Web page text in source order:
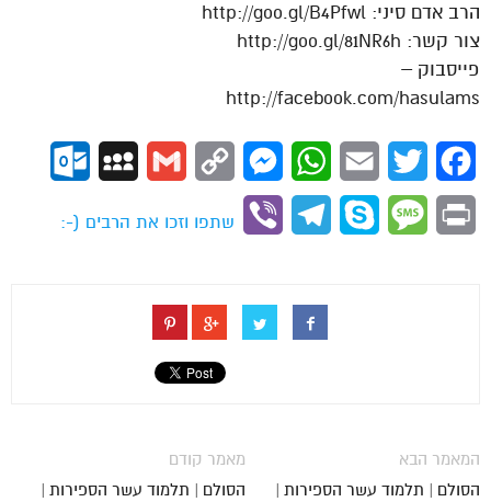
הרב אדם סיני: http://goo.gl/B4Pfwl
צור קשר: http://goo.gl/81NR6h
פייסבוק –
http://facebook.com/hasulams
Facebook
Twitter
Email
WhatsApp
Messenger
Copy
Gmail
MySpace
Print
Message
Skype
Telegram
Viber
שתפו וזכו את הרבים (-:
מאמר קודם
הסולם | תלמוד עשר הספירות |
המאמר הבא
הסולם | תלמוד עשר הספירות |